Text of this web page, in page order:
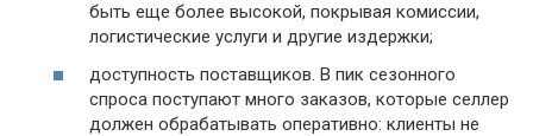
быть еще более высокой, покрывая комиссии,
логистические услуги и другие издержки;
доступность поставщиков. В пик сезонного
спроса поступают много заказов, которые селлер
должен обрабатывать оперативно: клиенты не